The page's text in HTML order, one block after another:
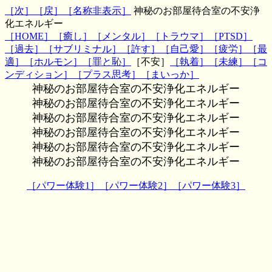
［次］ ［戻］ ［名称非表示］
神秘のお部屋待合室の不安浄
化エネルギー
［HOME］
［癒し］ ［メンタル］ ［トラウマ］
［PTSD］
［過去］
［サブリミナル］ ［許す］ ［自己愛］ ［疲労］
［最
適］
［ホルモン］ ［罪と恥］ ［不安］ ［執着］ ［未練］
［コ
ンディション］
［プラス思考］ ［まいっか］
神秘のお部屋待合室の不安浄化エネルギー
神秘のお部屋待合室の不安浄化エネルギー
神秘のお部屋待合室の不安浄化エネルギー
神秘のお部屋待合室の不安浄化エネルギー
神秘のお部屋待合室の不安浄化エネルギー
神秘のお部屋待合室の不安浄化エネルギー
［パワー体験1］ ［パワー体験2］ ［パワー体験3］